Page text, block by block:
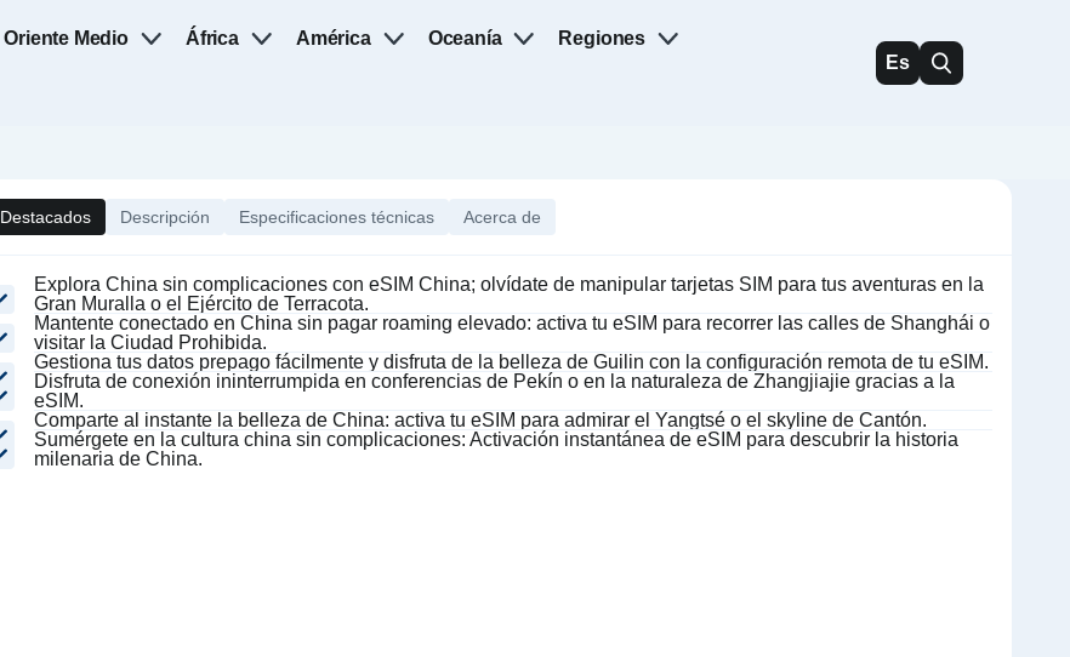
Oriente Medio África América Oceanía Regiones
Es
Destacados Descripción Especificaciones técnicas Acerca de
Explora China sin complicaciones con eSIM China; olvídate de manipular tarjetas SIM para tus aventuras en la
Gran Muralla o el Ejército de Terracota.
Mantente conectado en China sin pagar roaming elevado: activa tu eSIM para recorrer las calles de Shanghái o
visitar la Ciudad Prohibida.
Gestiona tus datos prepago fácilmente y disfruta de la belleza de Guilin con la configuración remota de tu eSIM.
Disfruta de conexión ininterrumpida en conferencias de Pekín o en la naturaleza de Zhangjiajie gracias a la
eSIM.
Comparte al instante la belleza de China: activa tu eSIM para admirar el Yangtsé o el skyline de Cantón.
Sumérgete en la cultura china sin complicaciones: Activación instantánea de eSIM para descubrir la historia
milenaria de China.